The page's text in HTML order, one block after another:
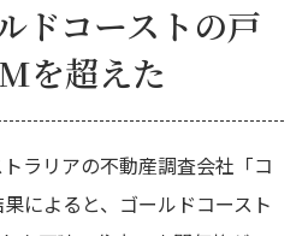
ドコーストの戸
を超えた
ラリアの不動産調査会社「コ
によると、ゴールドコースト